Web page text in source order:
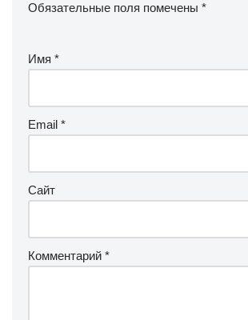
Обязательные поля помечены *
Имя *
Email *
Сайт
Комментарий *